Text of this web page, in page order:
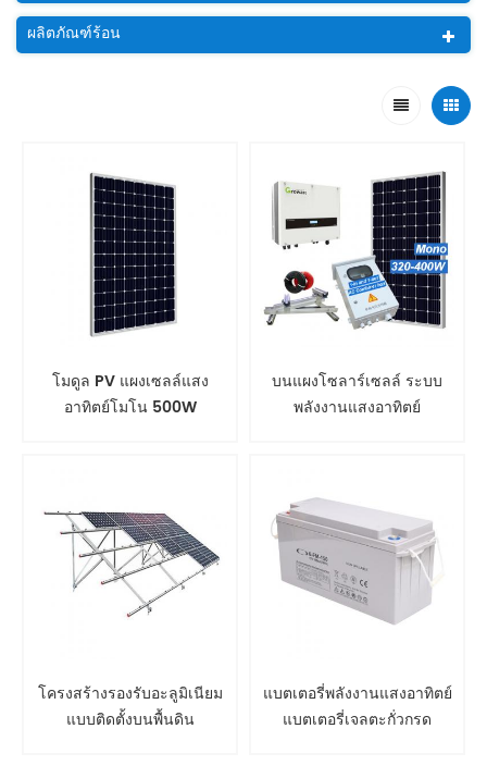
ผลิตภัณฑ์ร้อน
โมดูล PV แผงเซลล์แสง
อาทิตย์โมโน 500W
บนแผงโซลาร์เซลล์ ระบบ
พลังงานแสงอาทิตย์
โครงสร้างรองรับอะลูมิเนียม
แบบติดตั้งบนพื้นดิน
แบตเตอรี่พลังงานแสงอาทิตย์
แบตเตอรี่เจลตะกั่วกรด